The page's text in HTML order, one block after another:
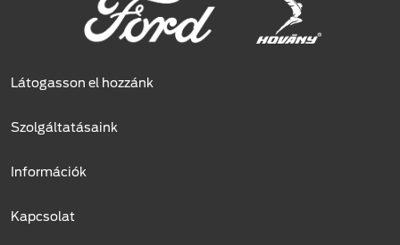
Látogasson el hozzánk
Szolgáltatásaink
Információk
Kapcsolat